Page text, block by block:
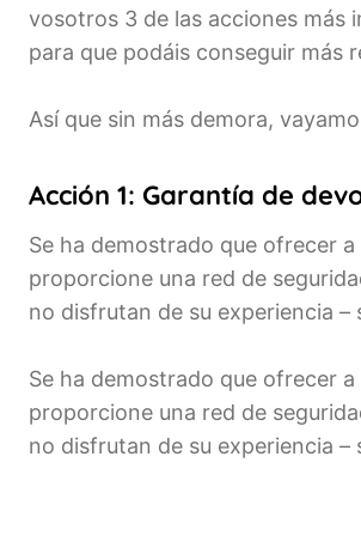
vosotros 3 de las acciones más
para que podáis conseguir más
Así que sin más demora,
Acción 1: Garantía de
Se ha demostrado que ofrecer
proporcione una red de
no disfrutan de su experiencia –
Se ha demostrado que ofrecer
proporcione una red de
no disfrutan de su experiencia –